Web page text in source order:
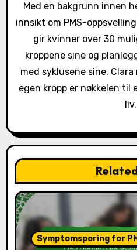
o
n
Med en bakgrunn innen
innsikt om PMS-
gir kvinner over 30
kroppene sine og
med syklusene sine.
egen kropp er nøkkelen til
liv.
Symptomsporing for